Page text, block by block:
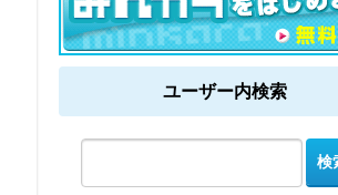
ユーザー内検索